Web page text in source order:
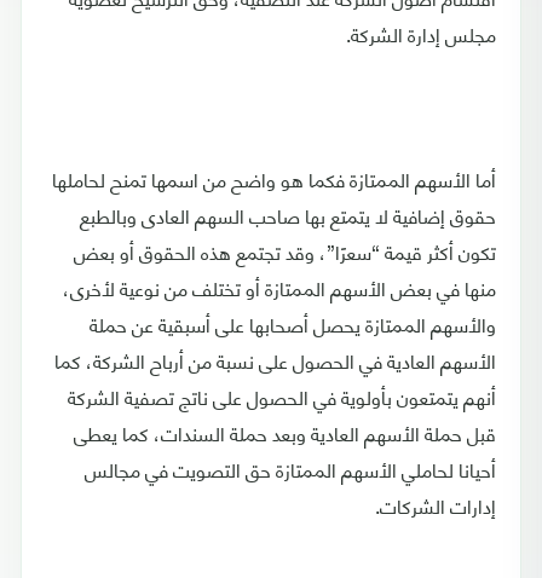
مجلس إدارة الشركة.
أما الأسهم الممتازة فكما هو واضح من اسمها تمنح لحاملها
حقوق إضافية لا يتمتع بها صاحب السهم العادى وبالطبع
تكون أكثر قيمة “سعرًا”، وقد تجتمع هذه الحقوق أو بعض
منها في بعض الأسهم الممتازة أو تختلف من نوعية لأخرى،
والأسهم الممتازة يحصل أصحابها على أسبقية عن حملة
الأسهم العادية في الحصول على نسبة من أرباح الشركة، كما
أنهم يتمتعون بأولوية في الحصول على ناتج تصفية الشركة
قبل حملة الأسهم العادية وبعد حملة السندات، كما يعطى
أحيانا لحاملي الأسهم الممتازة حق التصويت في مجالس
إدارات الشركات.